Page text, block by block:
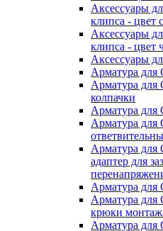
Аксессуары
клипса - цвет
Аксессуары
клипса - цвет
Аксессуары
Арматура
Арматура
колпачки
Арматура
Арматура
Арматура для
адаптер для
Арматура
Арматура
крюки
Арматура